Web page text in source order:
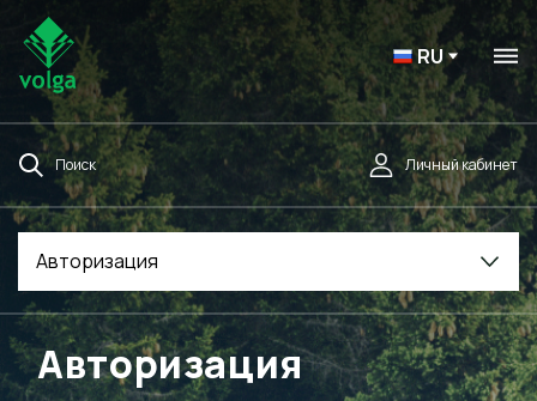
RU
Поиск Личный кабинет
Авторизация
Авторизация